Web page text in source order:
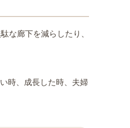
な廊下を減らしたり、
時、成長した時、夫婦